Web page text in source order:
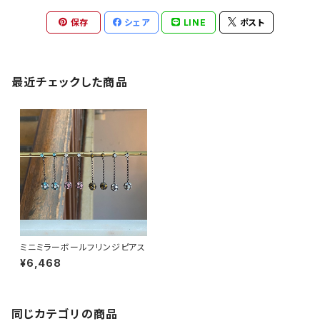
保存 シェア LINE ポスト
最近チェックした商品
ミニミラーボールフリンジピアス
¥6,468
同じカテゴリの商品